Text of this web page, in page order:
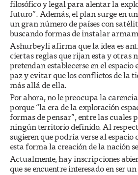
filosófico y legal para alentar la
futuro”. Además, el plan surge en
un gran número de países con
buscando formas de instalar
Ashurbeyli afirma que la idea es
ciertas reglas que rijan esta y otras
pretendan establecerse en el
paz y evitar que los conflictos de la
más allá de ella.
Por ahora, no le preocupa la
porque “la era de la exploración
formas de pensar”, entre las cuales
ningún territorio definido. Al
sugieren que podría verse al
esta forma la creación de la nación
Actualmente, hay inscripciones
que se encuentre interesado en ser